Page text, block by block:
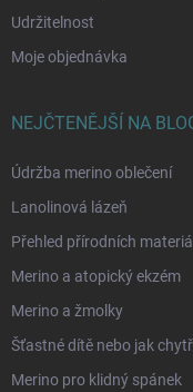
Udržitelnost
Moje objednávka
NEJČTENĚJŠÍ NA
Údržba merino oblečení
Lanolinová lázeň
Přehled přírodních
Merino a atopický ekzém
Merino a žmolky
Šťastné dítě nebo jak
Merino pro klidný spánek